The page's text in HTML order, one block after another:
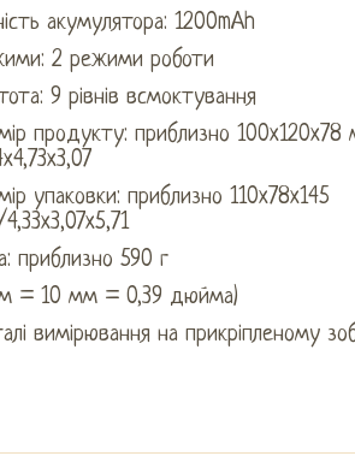
акумулятора: 1200mAh
2 режими роботи
9 рівнів всмоктування
продукту: приблизно
упаковки: приблизно 110x78x145
приблизно 590 г
= 10 мм = 0,39 дюйма)
вимірювання на прикріпленому